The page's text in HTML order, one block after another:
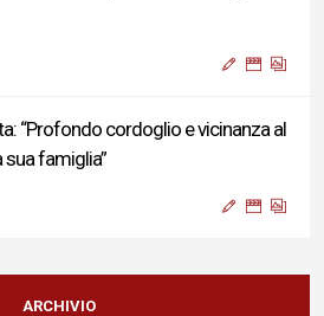
“Profondo cordoglio e vicinanza al
sua famiglia”
modifiche temporanee alla
dei lavori di riqualificazione
ARCHIVIO